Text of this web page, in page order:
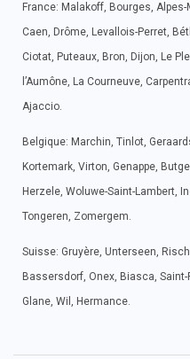
France: Malakoff, Bourges,
Caen, Drôme, Levallois-Perret,
Ciotat, Puteaux, Bron, Dijon, Le
l’Aumône, La Courneuve,
Ajaccio.
Belgique: Marchin, Tinlot,
Kortemark, Virton, Genappe,
Herzele, Woluwe-Saint-Lambert,
Tongeren, Zomergem.
Suisse: Gruyère, Unterseen,
Bassersdorf, Onex, Biasca,
Glane, Wil, Hermance.